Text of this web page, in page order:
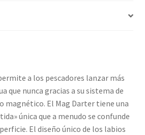
a los pescadores lanzar más
que nunca gracias a su sistema de
magnético. El Mag Darter tiene una
única que a menudo se confunde
El diseño único de los labios